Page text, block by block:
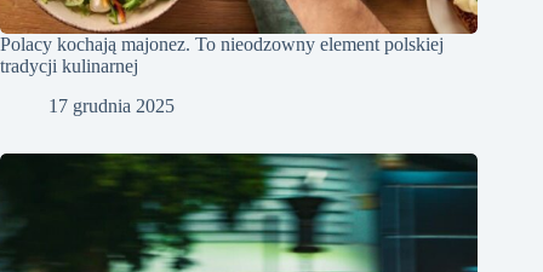
Polacy kochają majonez. To nieodzowny element polskiej
tradycji kulinarnej
17 grudnia 2025